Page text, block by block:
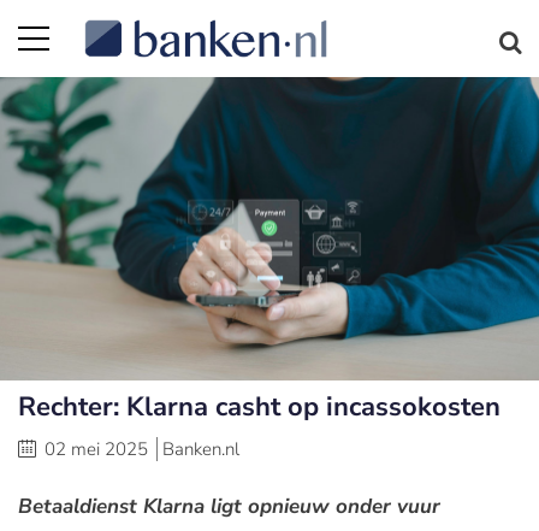
Rechter: Klarna casht op incassokosten
02 mei 2025 Banken.nl
Betaaldienst Klarna ligt opnieuw onder vuur